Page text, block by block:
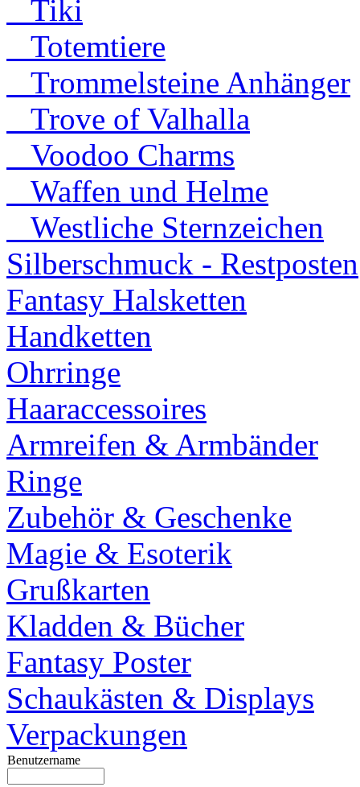
Tiki
Totemtiere
Trommelsteine Anhänger
Trove of Valhalla
Voodoo Charms
Waffen und Helme
Westliche Sternzeichen
Silberschmuck - Restposten
Fantasy Halsketten
Handketten
Ohrringe
Haaraccessoires
Armreifen & Armbänder
Ringe
Zubehör & Geschenke
Magie & Esoterik
Grußkarten
Kladden & Bücher
Fantasy Poster
Schaukästen & Displays
Verpackungen
Benutzername